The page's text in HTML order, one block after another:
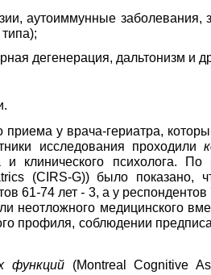
аутоиммунные заболевания,
типа);
дегенерация, дальтонизм и
у врача-гериатра,
исследования проходили
клинического психолога. По
(CIRS-G)) было показано,
61-74 лет - 3, а у респондентов
неотложного медицинского
профиля, соблюдении
функций (Montreal Cognitive